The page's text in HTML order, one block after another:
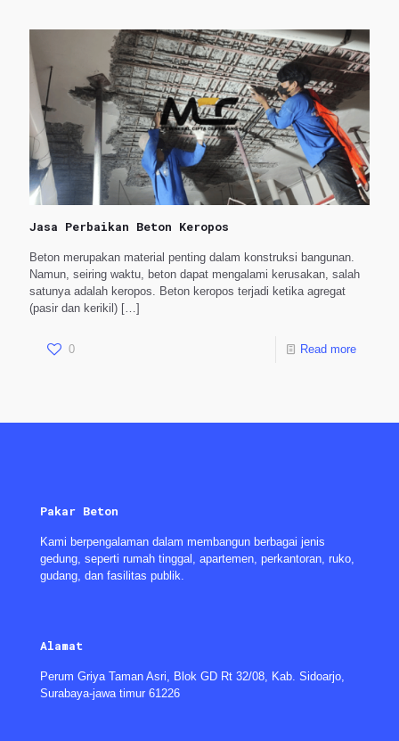
Jasa Perbaikan Beton Keropos
Beton merupakan material penting dalam konstruksi bangunan.
Namun, seiring waktu, beton dapat mengalami kerusakan, salah
satunya adalah keropos. Beton keropos terjadi ketika agregat
(pasir dan kerikil) […]
0 Read more
Pakar Beton
Kami berpengalaman dalam membangun berbagai jenis
gedung, seperti rumah tinggal, apartemen, perkantoran, ruko,
gudang, dan fasilitas publik.
Alamat
Perum Griya Taman Asri, Blok GD Rt 32/08, Kab. Sidoarjo,
Surabaya-jawa timur 61226